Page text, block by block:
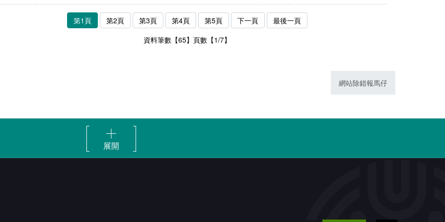
第1頁 第2頁 第3頁 第4頁 第5頁 下一頁
最後一頁
資料筆數【65】頁數【1/7】
網站除錯報馬仔
展開